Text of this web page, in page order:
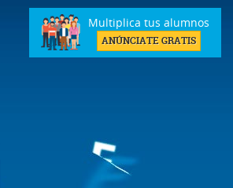
Multiplica tus alumnos
ANÚNCIATE GRATIS